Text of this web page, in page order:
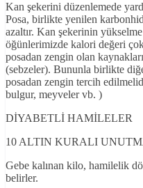
Kan şekerini düzenlemede
Posa, birlikte yenilen
azaltır. Kan şekerinin
öğünlerimizde kalori değeri
posadan zengin olan
(sebzeler). Bununla birlikte
posadan zengin tercih
bulgur, meyveler vb. )
DİYABETLİ HAMİLELER
10 ALTIN KURALI
Gebe kalınan kilo, hamilelik
belirler.